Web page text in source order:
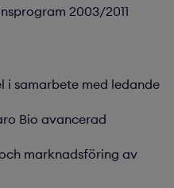
2003/2011
i samarbete med ledande
Bio avancerad
marknadsföring av